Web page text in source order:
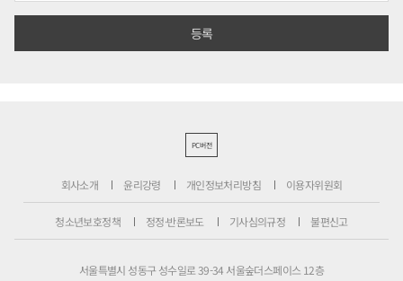
PC버전
회사소개 윤리강령 개인정보처리방침 이용자위원회
청소년보호정책 정정·반론보도 기사심의규정 불편신고
서울특별시 성동구 성수일로 39-34 서울숲더스페이스 12층